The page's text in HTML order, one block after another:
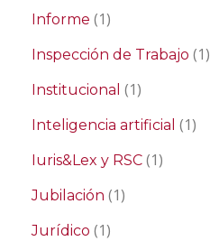
Informe (1)
Inspección de Trabajo (1)
Institucional (1)
Inteligencia artificial (1)
Iuris&Lex y RSC (1)
Jubilación (1)
Jurídico (1)